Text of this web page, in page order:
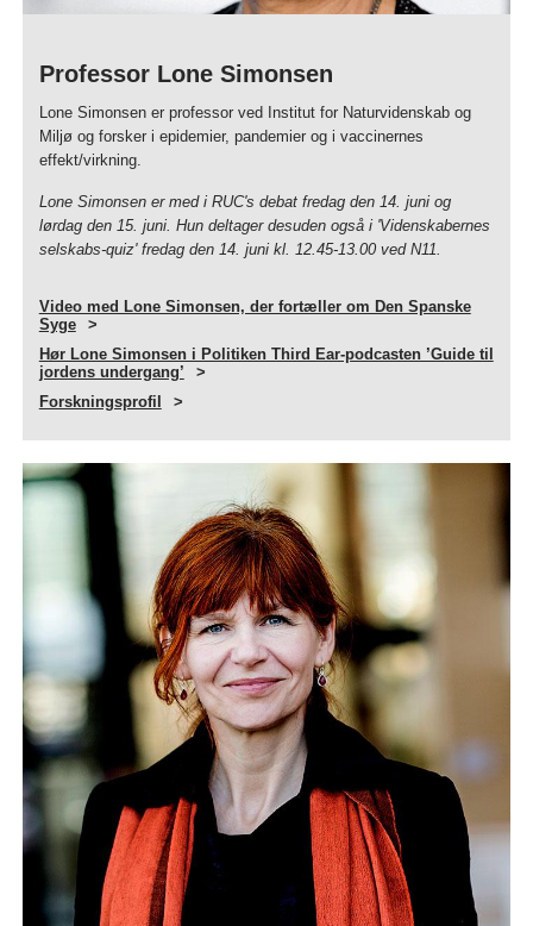
Professor Lone Simonsen
Lone Simonsen er professor ved Institut for Naturvidenskab og
Miljø og forsker i epidemier, pandemier og i vaccinernes
effekt/virkning.
Lone Simonsen er med i RUC's debat fredag den 14. juni og
lørdag den 15. juni. Hun deltager desuden også i 'Videnskabernes
selskabs-quiz' fredag den 14. juni kl. 12.45-13.00 ved N11.
Video med Lone Simonsen, der fortæller om Den Spanske
Syge
Hør Lone Simonsen i Politiken Third Ear-podcasten ’Guide til
jordens undergang’
Forskningsprofil